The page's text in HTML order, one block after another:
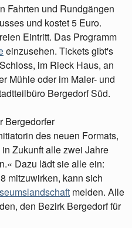
Fahrten und Rundgängen
und kostet 5 Euro.
Eintritt. Das Programm
einzusehen. Tickets gibt's
im Rieck Haus, an
Mühle oder im Maler- und
Bergedorf Süd.
Bergedorfer
des neuen Formats,
Zukunft alle zwei Jahre
Dazu lädt sie alle ein:
mitzuwirken, kann sich
melden. Alle
den Bezirk Bergedorf für